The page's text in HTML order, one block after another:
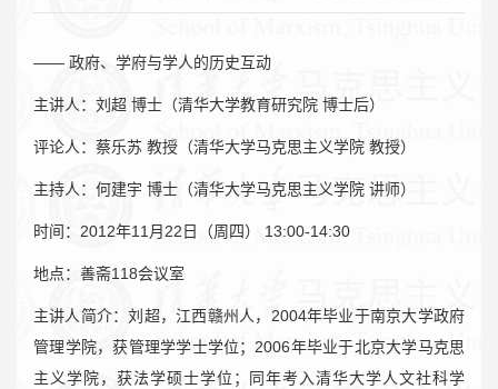
—— 政府、学府与学人的历史互动
主讲人：刘超 博士（清华大学教育研究院 博士后）
评论人：蔡乐苏 教授（清华大学马克思主义学院 教授）
主持人：何建宇 博士（清华大学马克思主义学院 讲师）
时间：2012年11月22日（周四） 13:00-14:30
地点：善斋118会议室
主讲人简介：刘超，江西赣州人，2004年毕业于南京大学政府
管理学院，获管理学学士学位；2006年毕业于北京大学马克思
主义学院，获法学硕士学位；同年考入清华大学人文社科学